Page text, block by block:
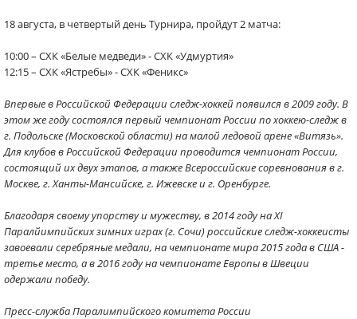
18 августа, в четвертый день Турнира, пройдут 2 матча:
10:00 – СХК «Белые медведи» - СХК «Удмуртия»
12:15 – СХК «Ястребы» - СХК «Феникс»
Впервые в Российской Федерации следж-хоккей появился в 2009 году. В
этом же году состоялся первый чемпионат России по хоккею-следж в
г. Подольске (Московской области) на малой ледовой арене «Витязь».
Для клубов в Российской Федерации проводится чемпионат России,
состоящий их двух этапов, а также Всероссийские соревнования в г.
Москве, г. Ханты-Мансийске, г. Ижевске и г. Оренбурге.
Благодаря своему упорству и мужеству, в 2014 году на XI
Паралйимпийских зимних играх (г. Сочи) российские следж-хоккеисты
завоевали серебряные медали, на чемпионате мира 2015 года в США -
третье место, а в 2016 году на чемпионате Европы в Швеции
одержали победу.
Пресс-служба Паралимпийского комитета России